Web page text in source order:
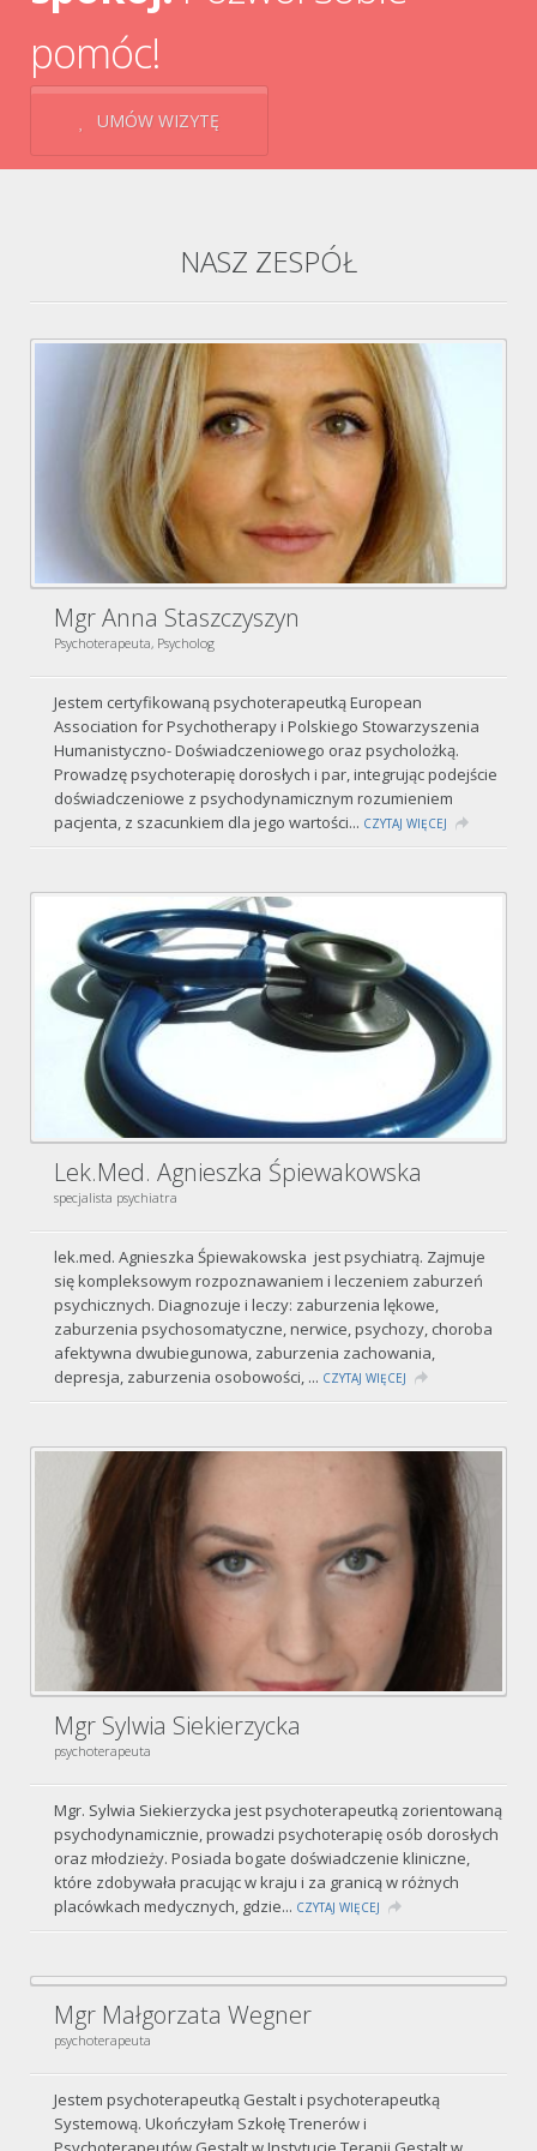
pomóc!
UMÓW WIZYTĘ
NASZ ZESPÓŁ
Mgr Anna Staszczyszyn
Psychoterapeuta, Psycholog
Jestem certyfikowaną psychoterapeutką European
Association for Psychotherapy i Polskiego Stowarzyszenia
Humanistyczno- Doświadczeniowego oraz psycholożką.
Prowadzę psychoterapię dorosłych i par, integrując podejście
doświadczeniowe z psychodynamicznym rozumieniem
pacjenta, z szacunkiem dla jego wartości... CZYTAJ WIĘCEJ
Lek.med. Agnieszka Śpiewakowska
specjalista psychiatra
lek.med. Agnieszka Śpiewakowska jest psychiatrą. Zajmuje
się kompleksowym rozpoznawaniem i leczeniem zaburzeń
psychicznych. Diagnozuje i leczy: zaburzenia lękowe,
zaburzenia psychosomatyczne, nerwice, psychozy, choroba
afektywna dwubiegunowa, zaburzenia zachowania,
depresja, zaburzenia osobowości, ... CZYTAJ WIĘCEJ
Mgr Sylwia Siekierzycka
psychoterapeuta
Mgr. Sylwia Siekierzycka jest psychoterapeutką zorientowaną
psychodynamicznie, prowadzi psychoterapię osób dorosłych
oraz młodzieży. Posiada bogate doświadczenie kliniczne,
które zdobywała pracując w kraju i za granicą w różnych
placówkach medycznych, gdzie... CZYTAJ WIĘCEJ
Mgr Małgorzata Wegner
psychoterapeuta
Jestem psychoterapeutką Gestalt i psychoterapeutką
Systemową. Ukończyłam Szkołę Trenerów i